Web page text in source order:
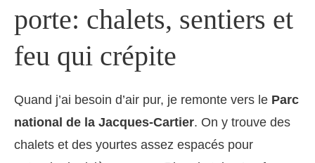
porte: chalets, sentiers et
feu qui crépite
Quand j’ai besoin d’air pur, je remonte vers le Parc
national de la Jacques-Cartier. On y trouve des
chalets et des yourtes assez espacés pour